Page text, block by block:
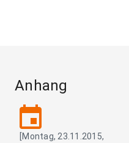
Anhang
event
[Montag, 23.11.2015,